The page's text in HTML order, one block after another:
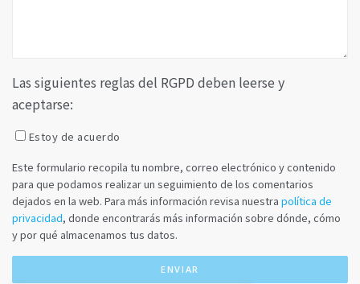
Las siguientes reglas del RGPD deben leerse y
aceptarse:
Estoy de acuerdo
Este formulario recopila tu nombre, correo electrónico y contenido
para que podamos realizar un seguimiento de los comentarios
dejados en la web. Para más información revisa nuestra política de
privacidad, donde encontrarás más información sobre dónde, cómo
y por qué almacenamos tus datos.